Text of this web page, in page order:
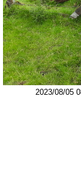
2023/08/05